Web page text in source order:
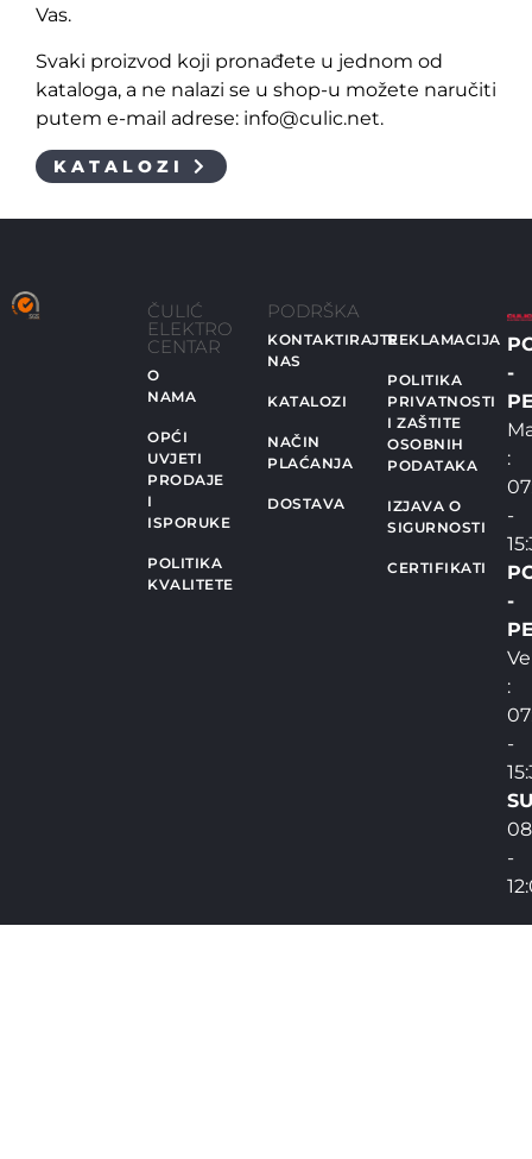
Vas.
Svaki proizvod koji pronađete u jednom od
kataloga, a ne nalazi se u shop-u možete naručiti
putem e-mail adrese: info@culic.net.
KATALOZI
ČULIĆ
ELEKTRO
CENTAR
O
NAMA
OPĆI
UVJETI
PRODAJE
I
ISPORUKE
POLITIKA
KVALITETE
PODRŠKA
KONTAKTIRAJTE
NAS
KATALOZI
NAČIN
PLAĆANJA
DOSTAVA
REKLAMACIJA
POLITIKA
PRIVATNOSTI
I ZAŠTITE
OSOBNIH
PODATAKA
IZJAVA O
SIGURNOSTI
CERTIFIKATI
-
:
-
-
:
-
-